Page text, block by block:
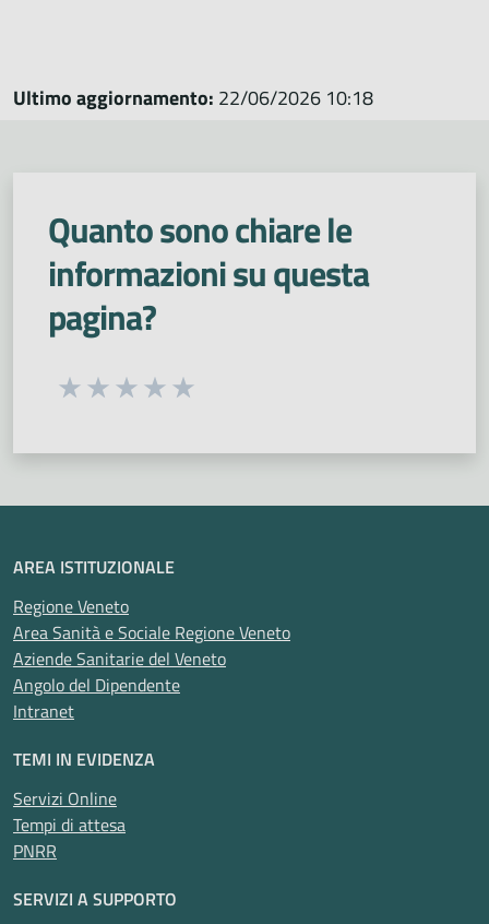
Ultimo aggiornamento: 22/06/2026 10:18
Quanto sono chiare le
informazioni su questa
pagina?
Seleziona una valutazione da 1 a 5 stelle
AREA ISTITUZIONALE
Regione Veneto
Area Sanità e Sociale Regione Veneto
Aziende Sanitarie del Veneto
Angolo del Dipendente
Intranet
TEMI IN EVIDENZA
Servizi Online
Tempi di attesa
PNRR
SERVIZI A SUPPORTO